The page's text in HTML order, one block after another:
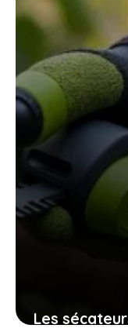
assurent
10 novembre
Les